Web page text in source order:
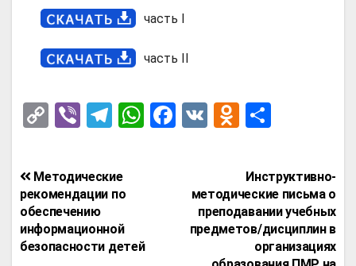
часть I
часть II
C
py
Li
n
k
Vi
er
T
e
gr
a
m
W
p
F
V
O
n
o
kl
a
п
р
а
в
Навигация
по
записям
Инструктивно-
методические письма о
преподавании учебных
предметов/дисциплин в
организациях
Методические
рекомендации по
обеспечению
информационной
безопасности детей